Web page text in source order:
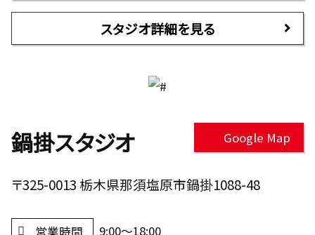
スタジオ詳細を見る
鍋掛スタジオ Google Map
〒325-0013 栃木県那須塩原市鍋掛1088-48
営業時間 9:00～18:00